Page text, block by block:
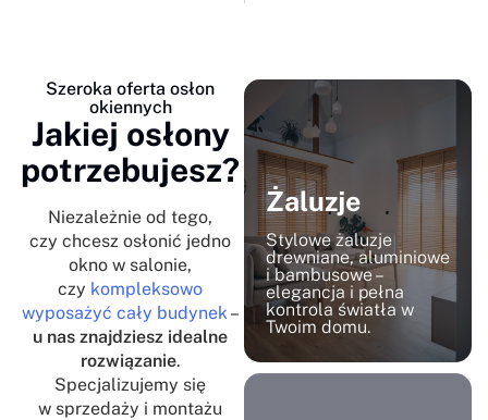
Szeroka oferta osłon
okiennych
Jakiej osłony
potrzebujesz?
Niezależnie od tego,
czy chcesz osłonić jedno
okno w salonie,
czy kompleksowo
wyposażyć cały budynek–
u nas znajdziesz idealne
rozwiązanie.
Specjalizujemy się
w sprzedaży i montażu
Żaluzje
Stylowe żaluzje
drewniane, aluminiowe
i bambusowe –
elegancja i pełna
kontrola światła w
Twoim domu.